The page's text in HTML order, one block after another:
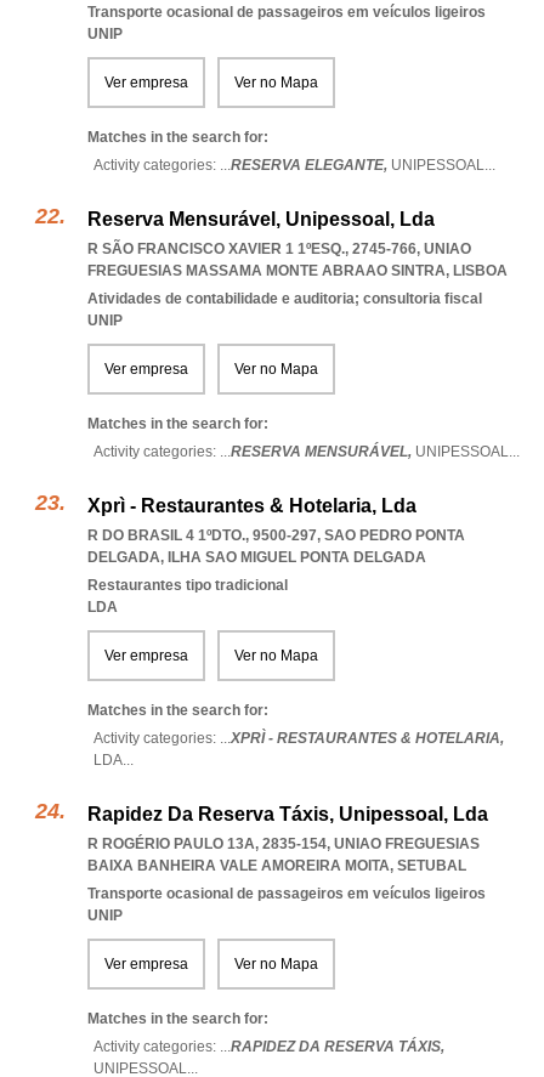
Transporte ocasional de passageiros em veículos ligeiros
UNIP
Ver empresa Ver no Mapa
Matches in the search for:
Activity categories: ...RESERVA ELEGANTE, UNIPESSOAL...
Reserva Mensurável, Unipessoal, Lda
R SÃO FRANCISCO XAVIER 1 1ºESQ., 2745-766, UNIAO
FREGUESIAS MASSAMA MONTE ABRAAO SINTRA, LISBOA
Atividades de contabilidade e auditoria; consultoria fiscal
UNIP
Ver empresa Ver no Mapa
Matches in the search for:
Activity categories: ...RESERVA MENSURÁVEL, UNIPESSOAL...
Xprì - Restaurantes & Hotelaria, Lda
R DO BRASIL 4 1ºDTO., 9500-297, SAO PEDRO PONTA
DELGADA, ILHA SAO MIGUEL PONTA DELGADA
Restaurantes tipo tradicional
LDA
Ver empresa Ver no Mapa
Matches in the search for:
Activity categories: ...XPRÌ - RESTAURANTES & HOTELARIA,
LDA...
Rapidez Da Reserva Táxis, Unipessoal, Lda
R ROGÉRIO PAULO 13A, 2835-154, UNIAO FREGUESIAS
BAIXA BANHEIRA VALE AMOREIRA MOITA, SETUBAL
Transporte ocasional de passageiros em veículos ligeiros
UNIP
Ver empresa Ver no Mapa
Matches in the search for:
Activity categories: ...RAPIDEZ DA RESERVA TÁXIS,
UNIPESSOAL...